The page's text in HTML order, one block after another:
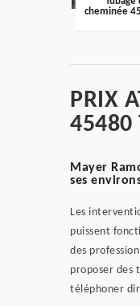
cheminée
PRIX
45480
Mayer
ses
Les
puissent
des
proposer des
téléphoner